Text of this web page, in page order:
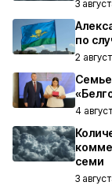
3
по
2
4
семи
3